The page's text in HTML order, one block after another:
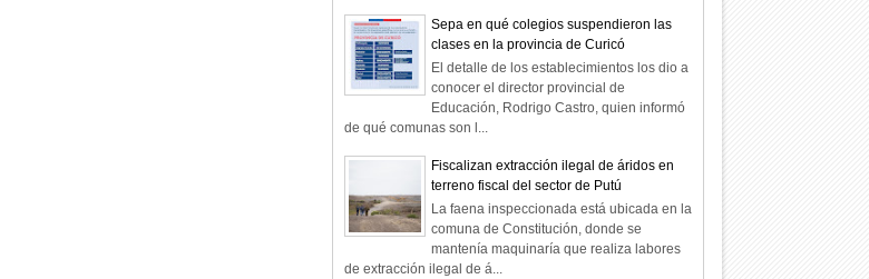
Sepa en qué colegios suspendieron las
clases en la provincia de Curicó
El detalle de los establecimientos los dio a
conocer el director provincial de
Educación, Rodrigo Castro, quien informó
de qué comunas son l...
Fiscalizan extracción ilegal de áridos en
terreno fiscal del sector de Putú
La faena inspeccionada está ubicada en la
comuna de Constitución, donde se
mantenía maquinaría que realiza labores
de extracción ilegal de á...